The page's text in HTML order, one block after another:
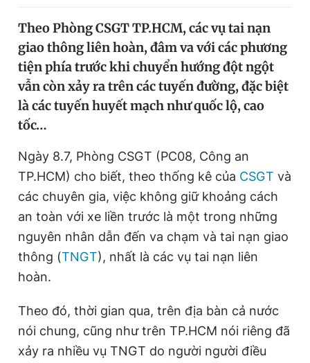
Video Magazine
Sản phẩm khác
Tiện ích Bạn cần biết
Thông tin tòa soạn Liên hệ quảng cáo
Đọc Thanh Niên trên điện thoại
Theo dõi báo trên
Theo Phòng CSGT TP.HCM, các vụ tai nạn
giao thông liên hoàn, đâm va với các phương
tiện phía trước khi chuyển hướng đột ngột
vẫn còn xảy ra trên các tuyến đường, đặc biệt
là các tuyến huyết mạch như quốc lộ, cao
tốc…
Ngày 8.7, Phòng CSGT (PC08, Công an
TP.HCM) cho biết, theo thống kê của CSGT và
các chuyên gia, việc không giữ khoảng cách
an toàn với xe liền trước là một trong những
nguyên nhân dẫn đến va chạm và tai nạn giao
thông (TNGT), nhất là các vụ tai nạn liên
hoàn.
Theo đó, thời gian qua, trên địa bàn cả nước
nói chung, cũng như trên TP.HCM nói riêng đã
xảy ra nhiều vụ TNGT do người người điều